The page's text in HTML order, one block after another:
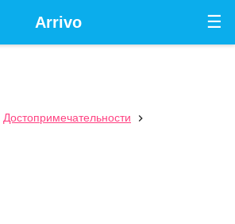
☰
Arrivo
Достопримечательности
